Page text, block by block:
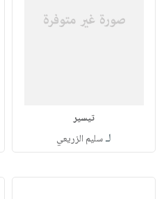
تيسير
لـسليم الزريعي